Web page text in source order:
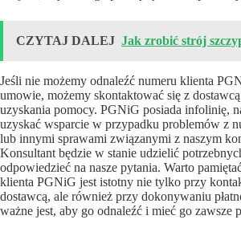
CZYTAJ DALEJ Jak zrobić strój
Jeśli nie możemy odnaleźć numeru klienta
umowie, możemy skontaktować się z
uzyskania pomocy. PGNiG posiada infolinię,
uzyskać wsparcie w przypadku problemów z
lub innymi sprawami związanymi z naszym
Konsultant będzie w stanie udzielić
odpowiedzieć na nasze pytania. Warto
klienta PGNiG jest istotny nie tylko przy
dostawcą, ale również przy dokonywaniu
ważne jest, aby go odnaleźć i mieć go zawsze